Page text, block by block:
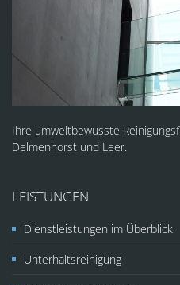
Ihre umweltbewusste
Delmenhorst und Leer.
LEISTUNGEN
Dienstleistungen im Überblick
Unterhaltsreinigung